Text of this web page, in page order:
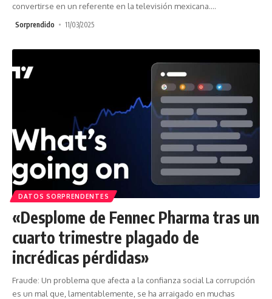
convertirse en un referente en la televisión mexicana.…
Sorprendido 11/03/2025
DATOS SORPRENDENTES
«Desplome de Fennec Pharma tras un
cuarto trimestre plagado de
incrédicas pérdidas»
Fraude: Un problema que afecta a la confianza social La corrupción
es un mal que, lamentablemente, se ha arraigado en muchas